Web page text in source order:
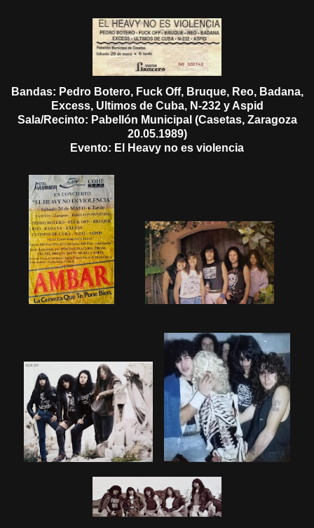
Bandas: Pedro Botero, Fuck Off, Bruque, Reo, Badana,
Excess, Ultimos de Cuba, N-232 y Aspid
Sala/Recinto: Pabellón Municipal (Casetas, Zaragoza
20.05.1989)
Evento: El Heavy no es violencia